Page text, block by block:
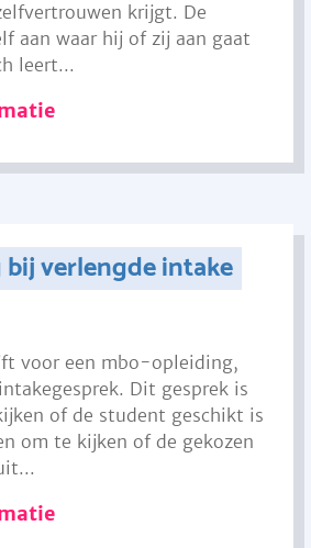
krijgt. De
aan waar hij of zij aan gaat
leert...
verlengde intake
voor een mbo-opleiding,
Dit gesprek is
of de student geschikt is
om te kijken of de gekozen